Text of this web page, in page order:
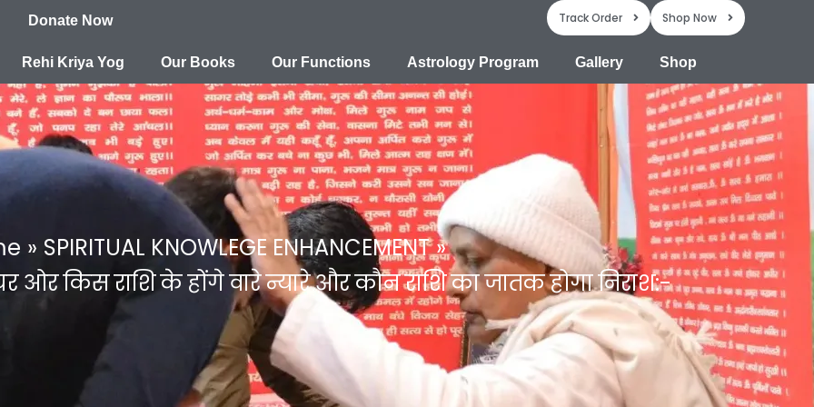
Donate Now Track Order Shop Now
Rehi Kriya Yog Our Books Our Functions Astrology Program Gallery Shop
SPIRITUAL KNOWLEGE ENHANCEMENT
ओर किस राशि के होंगे वारे न्यारे और कौन राशि का जातक होगा निराश:-